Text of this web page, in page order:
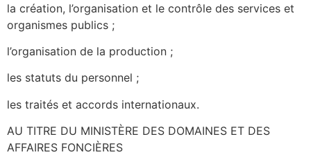
la création, l’organisation et le contrôle des services et
organismes publics ;
l’organisation de la production ;
les statuts du personnel ;
les traités et accords internationaux.
AU TITRE DU MINISTÈRE DES DOMAINES ET DES
AFFAIRES FONCIÈRES